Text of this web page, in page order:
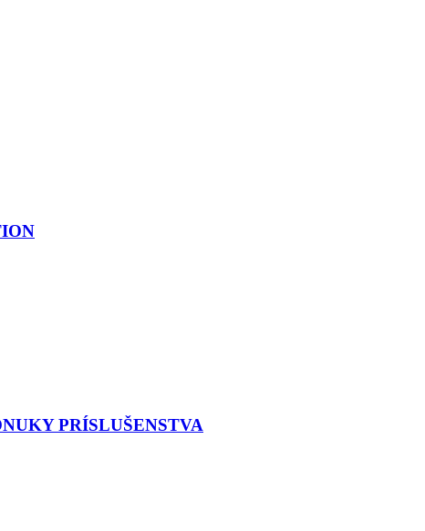
PRÍSLUŠENSTVA